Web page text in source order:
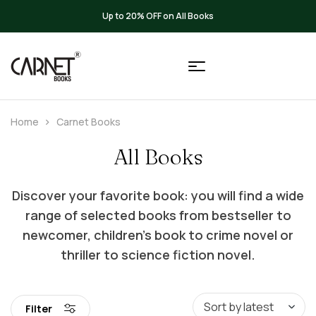
Up to 20% OFF on All Books
Home Carnet Books
All Books
Discover your favorite book: you will find a wide
range of selected books from bestseller to
newcomer, children’s book to crime novel or
thriller to science fiction novel.
Filter